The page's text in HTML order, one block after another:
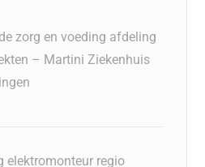
zorg en voeding afdeling
– Martini Ziekenhuis
elektromonteur regio